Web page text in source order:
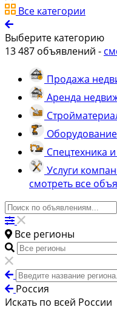
Все категории
Выберите категорию
13 487 объявлений -
Продажа
Аренда
Оборудование
Спецтехника
Услуги
смотреть все
Все регионы
Россия
Искать по всей России